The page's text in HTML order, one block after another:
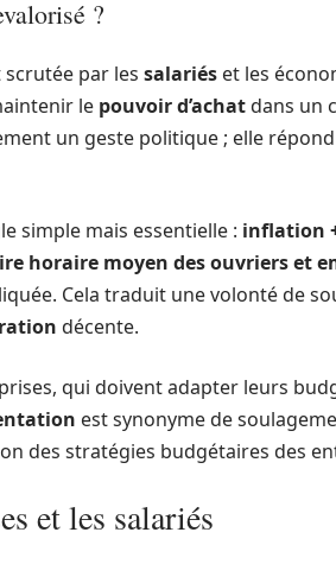
?
scrutée par les salariés et les
le pouvoir d’achatdans un
un geste politique ; elle
simple mais essentielle : inflation
horaire moyen des ouvriers et
Cela traduit une volonté de
décente.
qui doivent adapter leurs
est synonyme de
des stratégies budgétaires des
et les salariés